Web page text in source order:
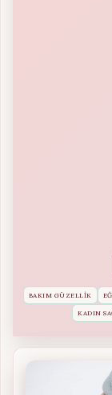
BAKIM GÜZELLIK
KADIN